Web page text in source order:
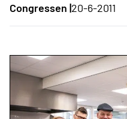
Congressen |20-6-2011